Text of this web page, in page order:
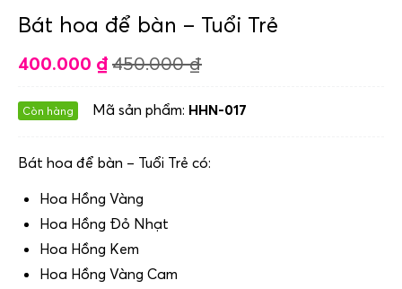
Bát hoa để bàn – Tuổi Trẻ
400.000 ₫ 450.000₫
Còn hàng Mã sản phẩm: HHN-017
Bát hoa để bàn – Tuổi Trẻ có:
Hoa Hồng Vàng
Hoa Hồng Đỏ Nhạt
Hoa Hồng Kem
Hoa Hồng Vàng Cam